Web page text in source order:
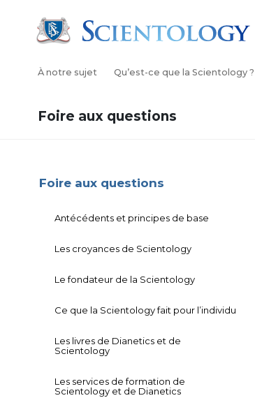
À notre sujet Qu’est-ce que la Scientology ?
Foire aux questions
Foire aux questions
Antécédents et principes de base
Les croyances de Scientology
Le fondateur de la Scientology
Ce que la Scientology fait pour l’individu
Les livres de Dianetics et de
Scientology
Les services de formation de
Scientology et de Dianetics